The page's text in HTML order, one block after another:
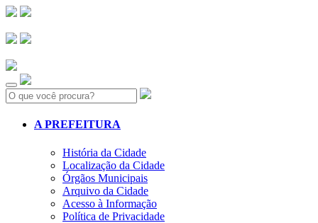
Search:
A PREFEITURA
História da Cidade
Localização da Cidade
Órgãos Municipais
Arquivo da Cidade
Acesso à Informação
Política de Privacidade